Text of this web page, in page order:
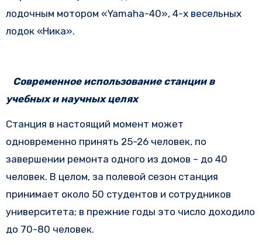
лодочным мотором «Yamaha-40», 4-х весельных
лодок «Ника».
Современное использование станции в
учебных и научных целях
Станция в настоящий момент может
одновременно принять 25-26 человек, по
завершении ремонта одного из домов – до 40
человек. В целом, за полевой сезон станция
принимает около 50 студентов и сотрудников
университета; в прежние годы это число доходило
до 70-80 человек.